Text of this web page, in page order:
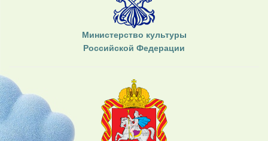
Министерство культуры
Российской Федерации